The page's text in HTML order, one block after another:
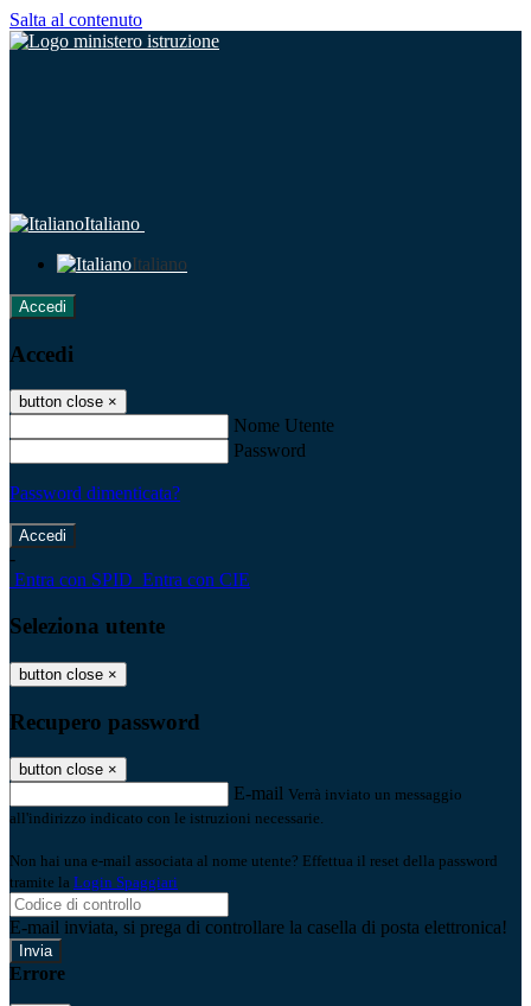
Salta al contenuto
Italiano
Italiano
Accedi
Accedi
button close ×
Nome Utente
Password
Password dimenticata?
-
Entra con SPID Entra con CIE
Seleziona utente
button close ×
Recupero password
button close ×
E-mail Verrà inviato un messaggio
all'indirizzo indicato con le istruzioni necessarie.
Non hai una e-mail associata al nome utente? Effettua il reset della password
tramite la Login Spaggiari
E-mail inviata, si prega di controllare la casella di posta elettronica!
Errore